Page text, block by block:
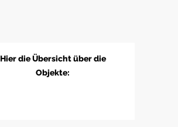
Hier die Übersicht über die
Objekte: